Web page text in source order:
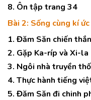
8. Ôn tập trang 34
Bài 2: Sống cùng kí
1. Đăm Săn chiến
2. Gặp Ka-ríp và Xi-la
3. Ngôi nhà truyền
4. Thực hành tiếng
5. Đăm Săn đi chinh